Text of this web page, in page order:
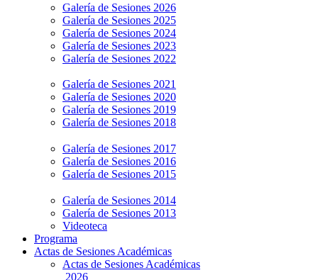
Galería de Sesiones 2026
Galería de Sesiones 2025
Galería de Sesiones 2024
Galería de Sesiones 2023
Galería de Sesiones 2022
Galería de Sesiones 2021
Galería de Sesiones 2020
Galería de Sesiones 2019
Galería de Sesiones 2018
Galería de Sesiones 2017
Galería de Sesiones 2016
Galería de Sesiones 2015
Galería de Sesiones 2014
Galería de Sesiones 2013
Videoteca
Programa
Actas de Sesiones Académicas
Actas de Sesiones Académicas
2026